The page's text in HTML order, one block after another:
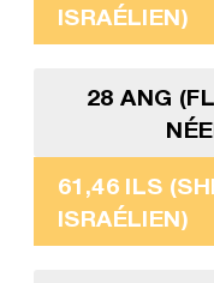
ISRAÉLIEN)
28 ANG
61,46 ILS
ISRAÉLIEN)